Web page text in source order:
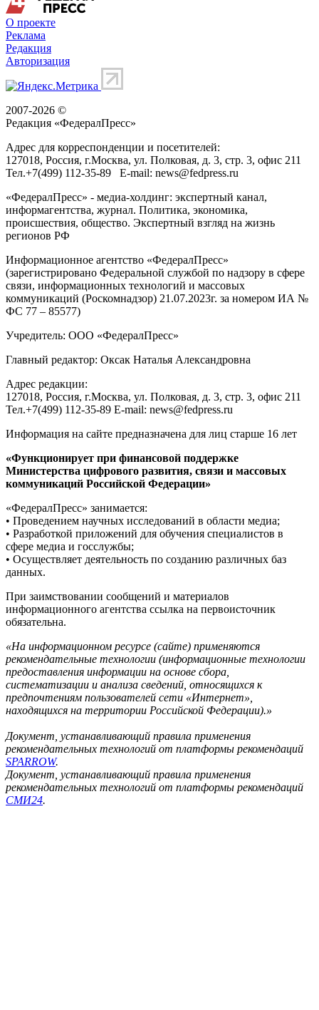
О проекте
Реклама
Редакция
Авторизация
2007-2026 ©
Редакция «ФедералПресс»
Адрес для корреспонденции и посетителей:
127018, Россия, г.Москва, ул. Полковая, д. 3, стр. 3, офис 211
Тел.+7(499) 112-35-89 E-mail: news@fedpress.ru
«ФедералПресс» - медиа-холдинг: экспертный канал,
информагентства, журнал. Политика, экономика,
происшествия, общество. Экспертный взгляд на жизнь
регионов РФ
Информационное агентство «ФедералПресс»
(зарегистрировано Федеральной службой по надзору в сфере
связи, информационных технологий и массовых
коммуникаций (Роскомнадзор) 21.07.2023г. за номером ИА №
ФС 77 – 85577)
Учредитель: ООО «ФедералПресс»
Главный редактор: Оксак Наталья Александровна
Адрес редакции:
127018, Россия, г.Москва, ул. Полковая, д. 3, стр. 3, офис 211
Тел.+7(499) 112-35-89 E-mail: news@fedpress.ru
Информация на сайте предназначена для лиц старше 16 лет
«Функционирует при финансовой поддержке
Министерства цифрового развития, связи и массовых
коммуникаций Российской Федерации»
«ФедералПресс» занимается:
• Проведением научных исследований в области медиа;
• Разработкой приложений для обучения специалистов в
сфере медиа и госслужбы;
• Осуществляет деятельность по созданию различных баз
данных.
При заимствовании сообщений и материалов
информационного агентства ссылка на первоисточник
обязательна.
«На информационном ресурсе (сайте) применяются
рекомендательные технологии (информационные технологии
предоставления информации на основе сбора,
систематизации и анализа сведений, относящихся к
предпочтениям пользователей сети «Интернет»,
находящихся на территории Российской Федерации).»
Документ, устанавливающий правила применения
рекомендательных технологий от платформы рекомендаций
SPARROW.
Документ, устанавливающий правила применения
рекомендательных технологий от платформы рекомендаций
СМИ24.